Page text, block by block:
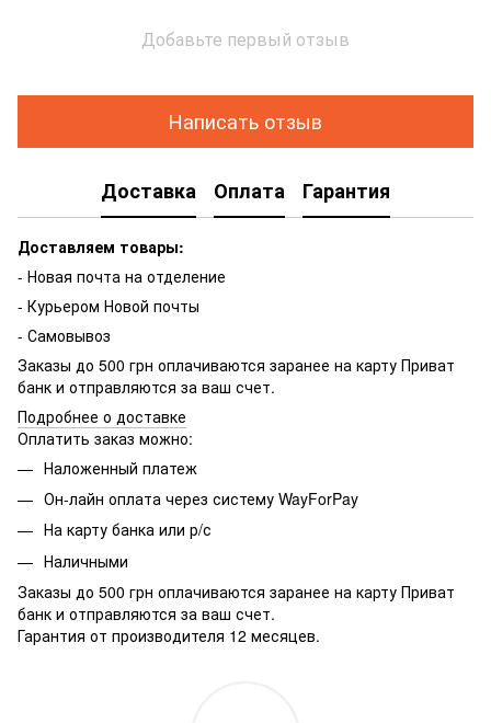
Добавьте первый отзыв
Написать отзыв
Доставка Оплата Гарантия
Доставляем товары:
- Новая почта на отделение
- Курьером Новой почты
- Самовывоз
Заказы до 500 грн оплачиваются заранее на карту Приват
банк и отправляются за ваш счет.
Подробнее о доставке
Оплатить заказ можно:
Наложенный платеж
Он-лайн оплата через систему WayForPay
На карту банка или р/с
Наличными
Заказы до 500 грн оплачиваются заранее на карту Приват
банк и отправляются за ваш счет.
Гарантия от производителя 12 месяцев.